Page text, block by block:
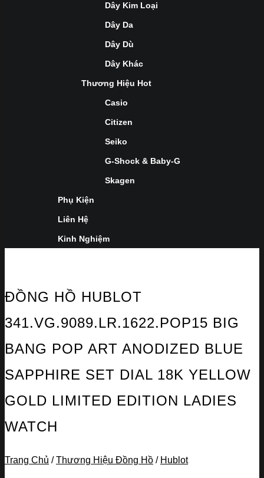
Dây Kim Loại
Dây Da
Dây Dù
Dây Khác
Thương Hiệu Hot
Casio
Citizen
Seiko
G-Shock & Baby-G
Skagen
Phụ Kiện
Liên Hệ
Kinh Nghiệm
ĐỒNG HỒ HUBLOT
341.VG.9089.LR.1622.POP15 BIG
BANG POP ART ANODIZED BLUE
SAPPHIRE SET DIAL 18K YELLOW
GOLD LIMITED EDITION LADIES
WATCH
Trang Chủ / Thương Hiệu Đồng Hồ / Hublot